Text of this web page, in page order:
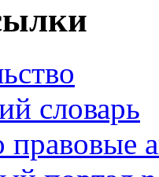
словарь